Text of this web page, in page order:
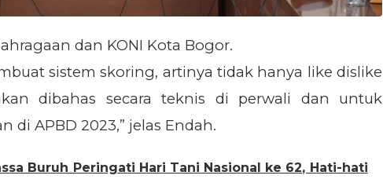
dan KONI Kota Bogor.
sistem skoring, artinya tidak hanya like dislike
dibahas secara teknis di perwali dan untuk
di APBD 2023,” jelas Endah.
Buruh Peringati Hari Tani Nasional ke 62, Hati-hati